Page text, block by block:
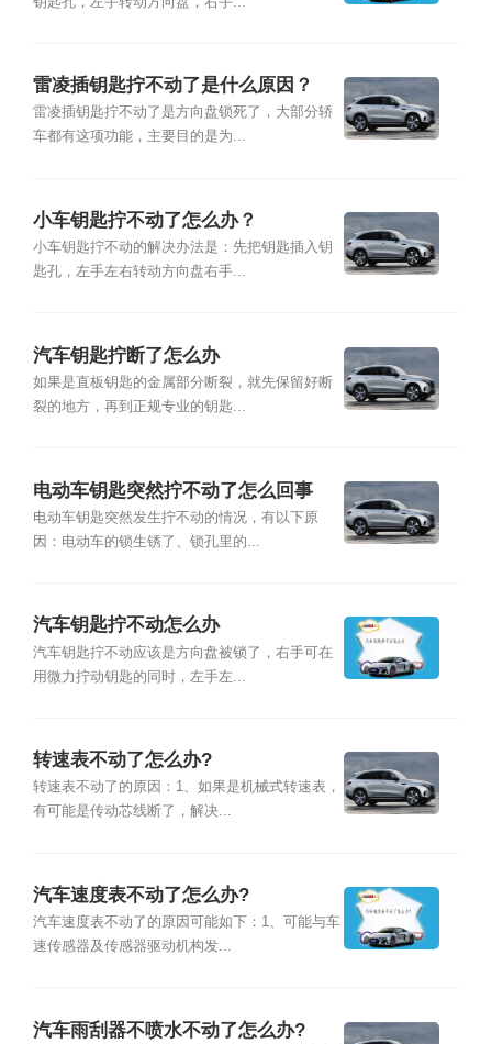
雷凌插钥匙拧不动了是什么原因？
雷凌插钥匙拧不动了是方向盘锁死了，大部分轿
车都有这项功能，主要目的是为...
小车钥匙拧不动了怎么办？
小车钥匙拧不动的解决办法是：先把钥匙插入钥
匙孔，左手左右转动方向盘右手...
汽车钥匙拧断了怎么办
如果是直板钥匙的金属部分断裂，就先保留好断
裂的地方，再到正规专业的钥匙...
电动车钥匙突然拧不动了怎么回事
电动车钥匙突然发生拧不动的情况，有以下原
因：电动车的锁生锈了、锁孔里的...
汽车钥匙拧不动怎么办
汽车钥匙拧不动应该是方向盘被锁了，右手可在
用微力拧动钥匙的同时，左手左...
转速表不动了怎么办?
转速表不动了的原因：1、如果是机械式转速表，
有可能是传动芯线断了，解决...
汽车速度表不动了怎么办?
汽车速度表不动了的原因可能如下：1、可能与车
速传感器及传感器驱动机构发...
汽车雨刮器不喷水不动了怎么办?